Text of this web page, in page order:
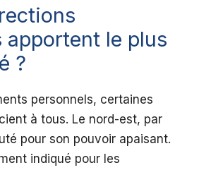
apportent le plus
?
personnels, certaines
à tous. Le nord-est, par
pour son pouvoir apaisant.
indiqué pour les